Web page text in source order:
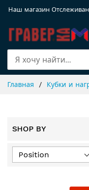
Наш магазин
Главная Кубки и
SHOP BY